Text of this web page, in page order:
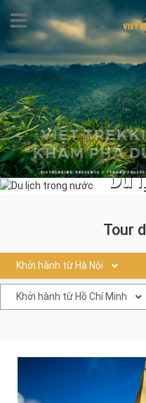
Du
Tour
Khởi hành từ Hà Nội
Khởi hành từ Hồ Chí Minh